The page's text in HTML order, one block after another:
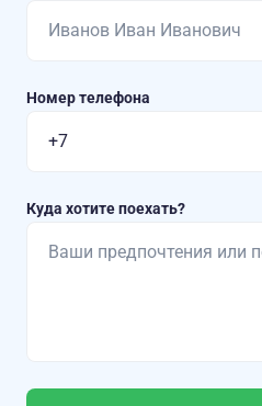
Номер телефона
Куда хотите поехать?